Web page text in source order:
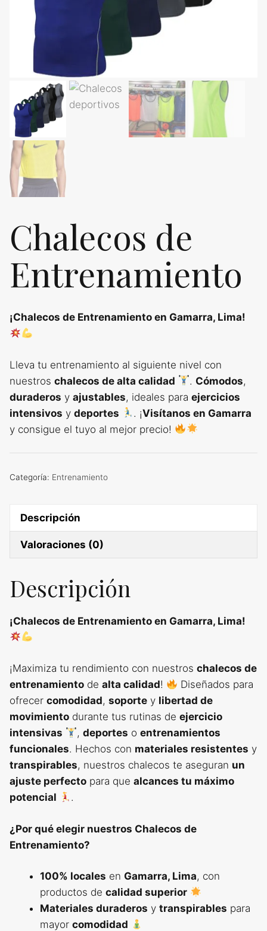
Chalecos de
Entrenamiento
¡Chalecos de Entrenamiento en Gamarra, Lima!
Lleva tu entrenamiento al siguiente nivel con
nuestros chalecos de alta calidad . Cómodos,
duraderos y ajustables, ideales para ejercicios
intensivos y deportes . ¡Visítanos en Gamarra
y consigue el tuyo al mejor precio!
Categoría: Entrenamiento
Descripción
Valoraciones (0)
Descripción
¡Chalecos de Entrenamiento en Gamarra, Lima!
¡Maximiza tu rendimiento con nuestros chalecos de
entrenamiento de alta calidad!
Diseñados para
ofrecer comodidad, soporte y libertad de
movimiento durante tus rutinas de ejercicio
intensivas
,deportes oentrenamientos
funcionales. Hechos con materiales resistentes y
transpirables, nuestros chalecos te aseguran un
ajuste perfecto para que alcances tu máximo
potencial
.
¿Por qué elegir nuestros Chalecos de
Entrenamiento?
100% locales en Gamarra, Lima, con
productos de calidad superior
Materiales duraderos y transpirables para
mayor comodidad